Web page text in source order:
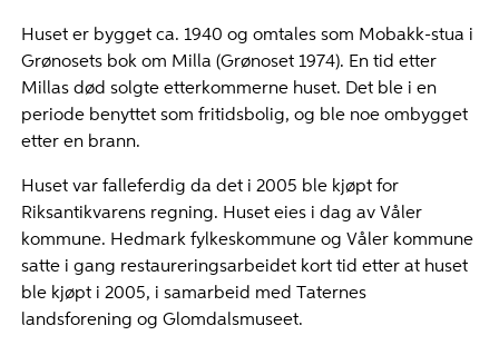
Huset er bygget ca. 1940 og omtales som Mobakk-stua i
Grønosets bok om Milla (Grønoset 1974). En tid etter
Millas død solgte etterkommerne huset. Det ble i en
periode benyttet som fritidsbolig, og ble noe ombygget
etter en brann.
Huset var falleferdig da det i 2005 ble kjøpt for
Riksantikvarens regning. Huset eies i dag av Våler
kommune. Hedmark fylkeskommune og Våler kommune
satte i gang restaureringsarbeidet kort tid etter at huset
ble kjøpt i 2005, i samarbeid med Taternes
landsforening og Glomdalsmuseet.